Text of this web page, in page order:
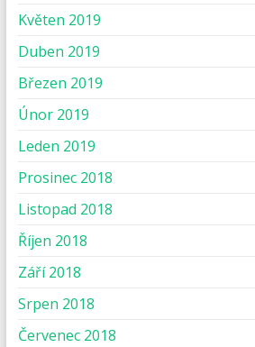
Květen 2019
Duben 2019
Březen 2019
Únor 2019
Leden 2019
Prosinec 2018
Listopad 2018
Říjen 2018
Září 2018
Srpen 2018
Červenec 2018